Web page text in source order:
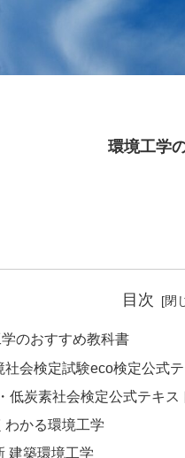
環境工学
目次
のおすすめ教科書
社会検定試験eco検定公式テ
低炭素社会検定公式テキ
わかる環境工学
建築環境工学